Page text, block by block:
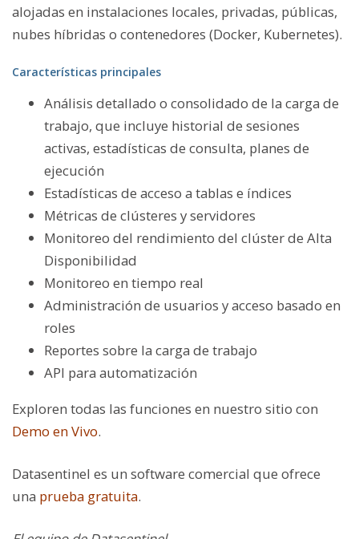
alojadas en instalaciones locales, privadas, públicas,
nubes híbridas o contenedores (Docker, Kubernetes).
Características principales
Análisis detallado o consolidado de la carga de
trabajo, que incluye historial de sesiones
activas, estadísticas de consulta, planes de
ejecución
Estadísticas de acceso a tablas e índices
Métricas de clústeres y servidores
Monitoreo del rendimiento del clúster de Alta
Disponibilidad
Monitoreo en tiempo real
Administración de usuarios y acceso basado en
roles
Reportes sobre la carga de trabajo
API para automatización
Exploren todas las funciones en nuestro sitio con
Demo en Vivo.
Datasentinel es un software comercial que ofrece
una prueba gratuita.